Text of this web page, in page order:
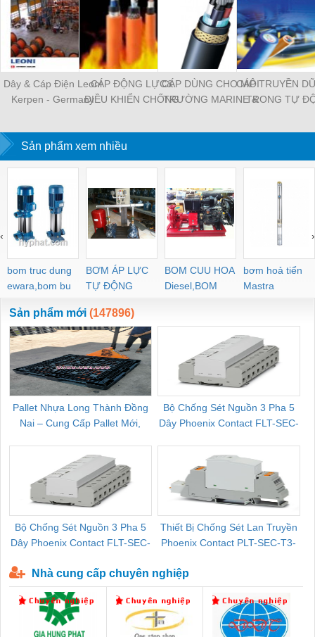
Dây & Cáp Điện Leoni
Kerpen - Germany
CÁP ĐỘNG LỰC&
ĐIỀU KHIỂN CHỐNG
CÁP DÙNG CHO MÔI
TRƯỜNG MARINE &
CÁP TRUYỀN
TRONG TỰ
Sản phẩm xem nhiều
bom truc dung
ewara,bom bu
ewara
BƠM ÁP LỰC
TỰ ĐỘNG
BOM CUU HOA
Diesel,BOM
CHUA CHAY
bơm hoả tiển
Mastra
‹ ›
Sản phẩm mới (147896)
Pallet Nhựa Long Thành Đồng
Nai – Cung Cấp Pallet Mới,
Bộ Chống Sét Nguồn 3 Pha 5
Dây Phoenix Contact FLT-SEC-
Bộ Chống Sét Nguồn 3 Pha 5
Dây Phoenix Contact FLT-SEC-
Thiết Bị Chống Sét Lan Truyền
Phoenix Contact PLT-SEC-T3-
Nhà cung cấp chuyên nghiệp